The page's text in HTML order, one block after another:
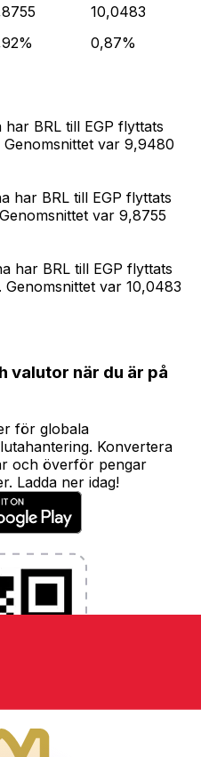
10,0483
0,87%
BRL till EGP flyttats
var 9,9480
har BRL till EGP flyttats
var 9,8755
har BRL till EGP flyttats
var 10,0483
valutor när du är på
för globala
Konvertera
och överför pengar
Ladda ner idag!